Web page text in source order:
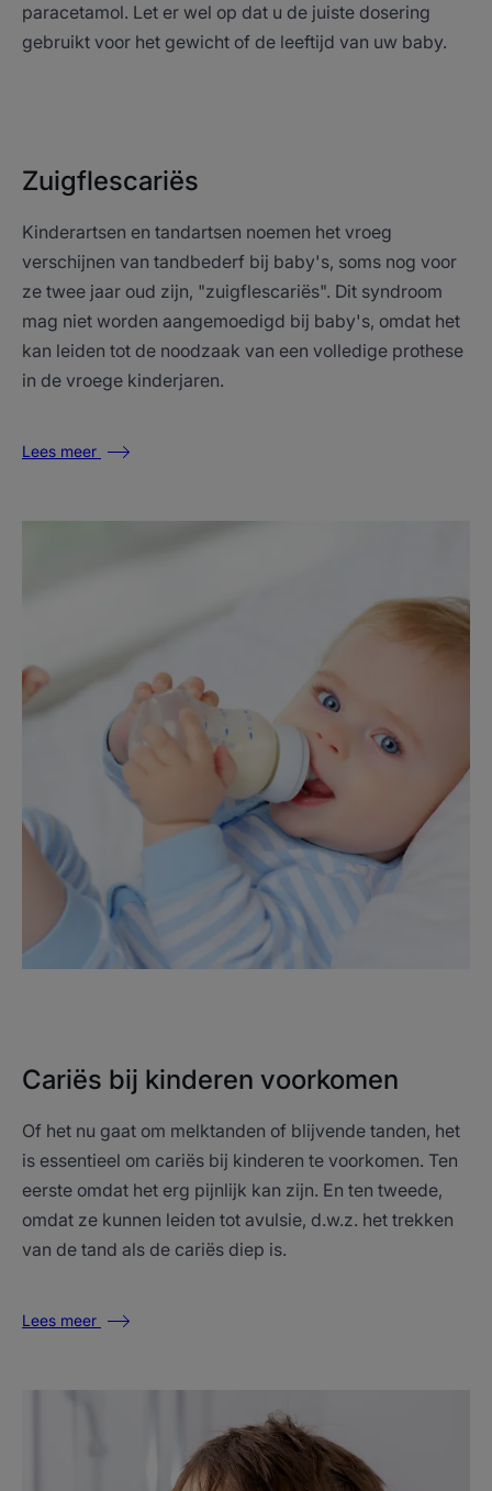
paracetamol. Let er wel op dat u de juiste dosering
gebruikt voor het gewicht of de leeftijd van uw baby.
Zuigflescariës
Kinderartsen en tandartsen noemen het vroeg
verschijnen van tandbederf bij baby's, soms nog voor
ze twee jaar oud zijn, "zuigflescariës". Dit syndroom
mag niet worden aangemoedigd bij baby's, omdat het
kan leiden tot de noodzaak van een volledige prothese
in de vroege kinderjaren.
Lees meer
Cariës bij kinderen voorkomen
Of het nu gaat om melktanden of blijvende tanden, het
is essentieel om cariës bij kinderen te voorkomen. Ten
eerste omdat het erg pijnlijk kan zijn. En ten tweede,
omdat ze kunnen leiden tot avulsie, d.w.z. het trekken
van de tand als de cariës diep is.
Lees meer